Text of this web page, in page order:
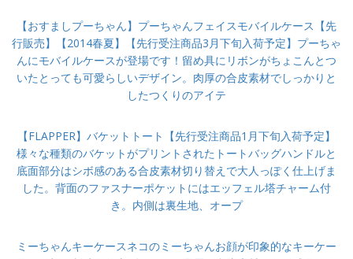
【おすましプーちゃん】プーちゃんフェイスモバイルケース【先
行販売】【2014春夏】【先行受注商品3月下旬入荷予定】プーちゃ
んにモバイルケースが登場です！留め具にリボンがちょこんとつ
いたとっても可愛らしいデザイン。肉厚の合皮素材でしっかりと
したつくりのアイテ
【FLAPPER】バケットトート【先行受注商品1月下旬入荷予定】
様々な種類のバケットがプリントされたトートバッグハンドルと
底面部分はシボ感のある合皮素材切り替えで大人っぽく仕上げま
した。背面のファスナーポケットにはエッフェル塔チャーム付
き。内側は裏生地、オープ
ミーちゃんキーケースネコのミーちゃんお顔が印象的なキーケー